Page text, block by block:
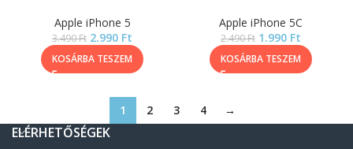
Apple iPhone 5
3.490Ft 2.990 Ft
KOSÁRBA TESZEM
Apple iPhone 5C
2.490Ft 1.990 Ft
KOSÁRBA TESZEM
1 2 3 4 →
ELÉRHETŐSÉGEK